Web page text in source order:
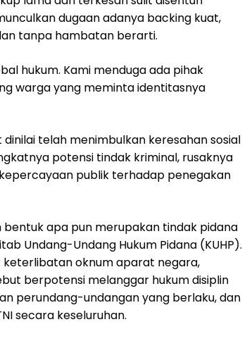
dugaan adanya backing kuat,
tanpa hambatan berarti.
hukum. Kami menduga ada pihak
warga yang meminta identitasnya
telah menimbulkan keresahan sosial
potensi tindak kriminal, rusaknya
publik terhadap penegakan
apa pun merupakan tindak pidana
Undang-Undang Hukum Pidana (KUHP).
oknum aparat negara,
berpotensi melanggar hukum disiplin
perundang-undangan yang berlaku, dan
secara keseluruhan.